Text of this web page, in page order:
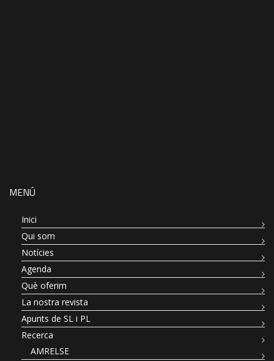
MENÚ
Inici
Qui som
Notícies
Agenda
Què oferim
La nostra revista
Apunts de SL i PL
Recerca
AMRELSE